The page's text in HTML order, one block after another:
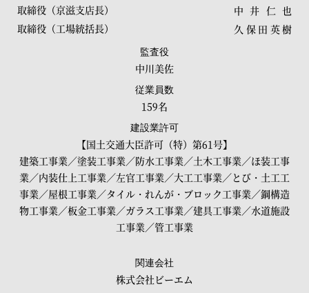
取締役（京滋支店長）
中井仁也
取締役（工場統括長）
久保田英樹
監査役
中川美佐
従業員数
159名
建設業許可
【国土交通大臣許可（特）第61号】
建築工事業／塗装工事業／防水工事業／土木工事業／ほ装工事
業／内装仕上工事業／左官工事業／大工工事業／とび・土工工
事業／屋根工事業／タイル・れんが・ブロック工事業／鋼構造
物工事業／板金工事業／ガラス工事業／建具工事業／水道施設
工事業／管工事業
関連会社
株式会社ビーエム